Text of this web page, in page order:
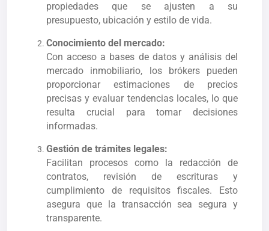
propiedades que se ajusten a su
presupuesto, ubicación y estilo de vida.
Conocimiento del mercado:
Con acceso a bases de datos y análisis del
mercado inmobiliario, los brókers pueden
proporcionar estimaciones de precios
precisas y evaluar tendencias locales, lo que
resulta crucial para tomar decisiones
informadas.
Gestión de trámites legales:
Facilitan procesos como la redacción de
contratos, revisión de escrituras y
cumplimiento de requisitos fiscales. Esto
asegura que la transacción sea segura y
transparente.